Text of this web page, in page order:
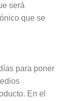
será
que se
para poner
En el